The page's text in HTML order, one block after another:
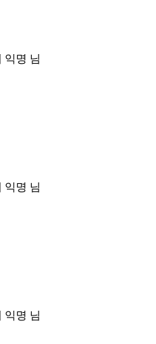
익명 님
익명 님
익명 님